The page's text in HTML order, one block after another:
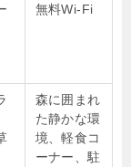
無料Wi-Fi
森に囲まれ
た静かな環
境、軽食コ
ーナー、駐